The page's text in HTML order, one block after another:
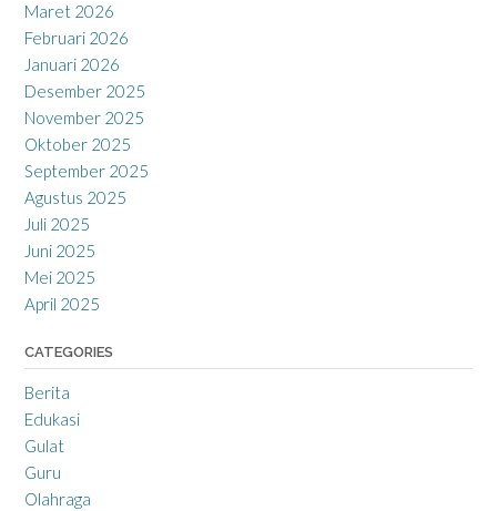
Maret 2026
Februari 2026
Januari 2026
Desember 2025
November 2025
Oktober 2025
September 2025
Agustus 2025
Juli 2025
Juni 2025
Mei 2025
April 2025
CATEGORIES
Berita
Edukasi
Gulat
Guru
Olahraga